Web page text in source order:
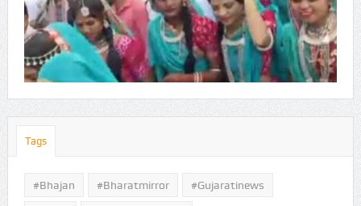
Tags
#Bhajan #bharatmirror #gujaratinews